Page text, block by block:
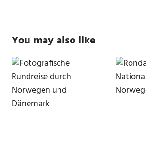
You may also like